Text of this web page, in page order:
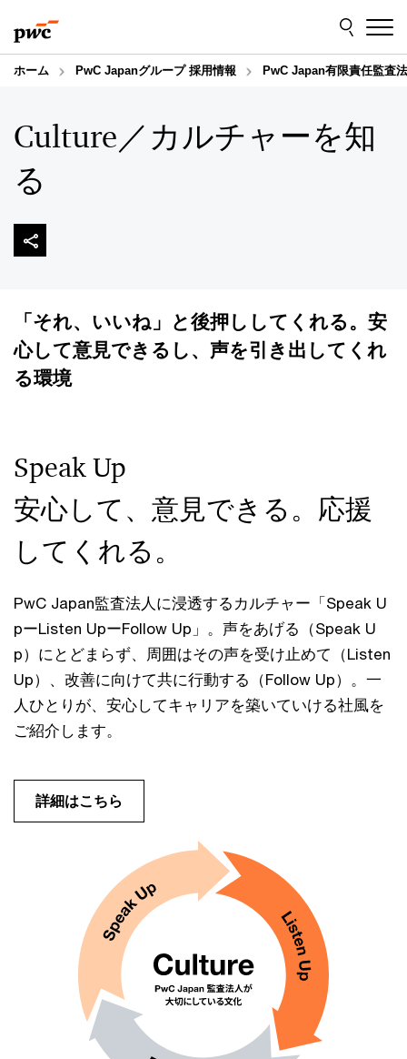
to
content
to
footer
ホーム PwC Japanグループ 採用情報 PwC Japan有限責任監査
Culture／カルチャーを知
る
「それ、いいね」と後押ししてくれる。安
心して意見できるし、声を引き出してくれ
る環境
Speak Up
安心して、意見できる。応援
してくれる。
PwC Japan監査法人に浸透するカルチャー「Speak U
pーListen UpーFollow Up」。声をあげる（Speak U
p）にとどまらず、周囲はその声を受け止めて（Listen
Up）、改善に向けて共に行動する（Follow Up）。一
人ひとりが、安心してキャリアを築いていける社風を
ご紹介します。
詳細はこちら